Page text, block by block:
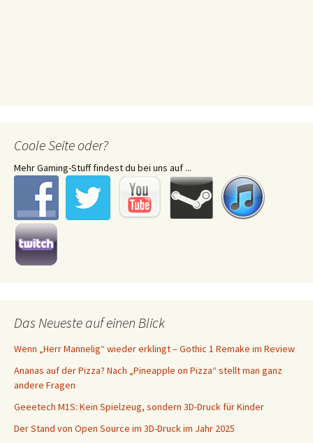
Coole Seite oder?
Mehr Gaming-Stuff findest du bei uns auf ...
Das Neueste auf einen Blick
Wenn „Herr Mannelig“ wieder erklingt – Gothic 1 Remake im Review
Ananas auf der Pizza? Nach „Pineapple on Pizza“ stellt man ganz
andere Fragen
Geeetech M1S: Kein Spielzeug, sondern 3D-Druck für Kinder
Der Stand von Open Source im 3D-Druck im Jahr 2025